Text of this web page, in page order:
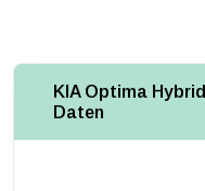
KIA Optima
Daten